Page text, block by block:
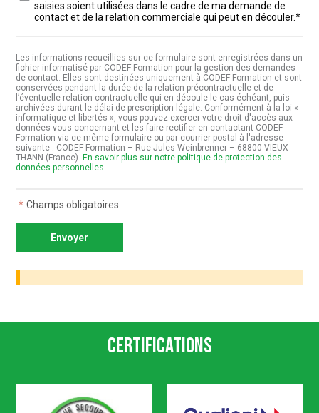
saisies soient utilisées dans le cadre de ma demande de
contact et de la relation commerciale qui peut en découler.*
Les informations recueillies sur ce formulaire sont enregistrées dans un
fichier informatisé par CODEF Formation pour la gestion des demandes
de contact. Elles sont destinées uniquement à CODEF Formation et sont
conservées pendant la durée de la relation précontractuelle et de
l’éventuelle relation contractuelle qui en découle le cas échéant, puis
archivées durant le délai de prescription légale. Conformément à la loi «
informatique et libertés », vous pouvez exercer votre droit d'accès aux
données vous concernant et les faire rectifier en contactant CODEF
Formation via ce même formulaire ou par courrier postal à l'adresse
suivante : CODEF Formation – Rue Jules Weinbrenner – 68800 VIEUX-
THANN (France). En savoir plus sur notre politique de protection des
données personnelles
* Champs obligatoires
Certifications